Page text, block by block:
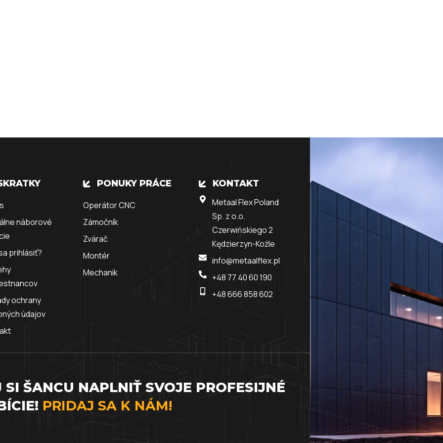
náborové
prihlásiť?
ochrany
údajov
PONUKY PRÁCE
Operátor CNC
Zámočník
Zvárač
Montér
Mechanik
KONTAKT
Metaal Flex Poland
Sp. z o.o.
Czerwińskiego 2
Kędzierzyn-Koźle
info@metaalflex.pl
+48 77 40 60 190
+48 666 858 602
SI ŠANCU NAPLNIŤ SVOJE PROFESIJNÉ